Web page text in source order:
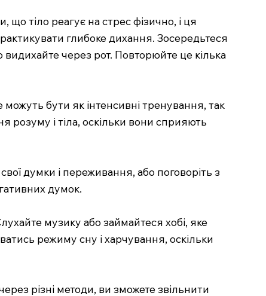
тіло реагує на стрес фізично, і ця
глибоке дихання. Зосередьтеся
видихайте через рот. Повторюйте це кілька
бути як інтенсивні тренування, так
розуму і тіла, оскільки вони сприяють
думки і переживання, або поговоріть з
думок.
музику або займайтеся хобі, яке
режиму сну і харчування, оскільки
різні методи, ви зможете звільнити